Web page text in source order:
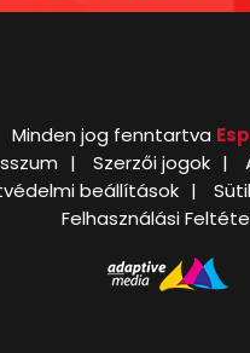
Minden jog fenntartva
Szerzői jogok
beállítások
Felhasználási